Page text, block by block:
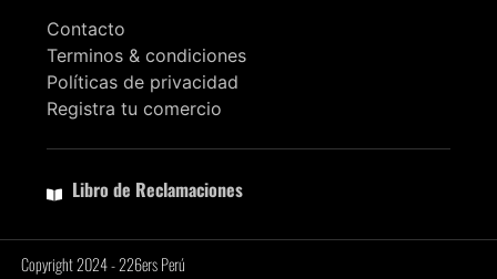
Contacto
Terminos & condiciones
Políticas de privacidad
Registra tu comercio
Libro de Reclamaciones
Copyright 2024 - 226ers Perú